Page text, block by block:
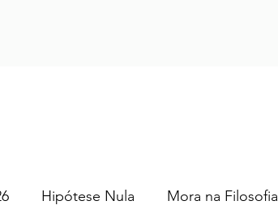
Hipótese Nula Mora na Filosofia